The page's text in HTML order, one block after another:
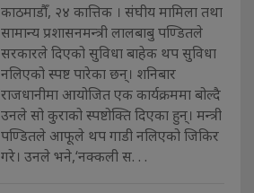
काठमाडाैँ, २४ कात्तिक । संघीय मामिला तथा
सामान्य प्रशासनमन्त्री लालबाबु पण्डितले
सरकारले दिएको सुविधा बाहेक थप सुविधा
नलिएको स्पष्ट पारेका छन्। शनिबार
राजधानीमा आयोजित एक कार्यक्रममा बोल्दै
उनले सो कुराको स्पष्टोक्ति दिएका हुन्। मन्त्री
पण्डितले आफूले थप गाडी नलिएको जिकिर
गरे। उनले भने,‘नक्कली स. . .